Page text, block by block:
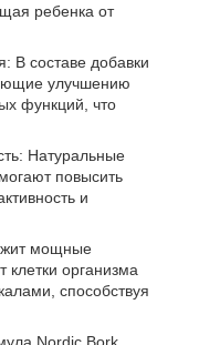
ребенка от
В составе добавки
улучшению
функций, что
Натуральные
повысить
и
мощные
организма
способствуя
Nordic Bork